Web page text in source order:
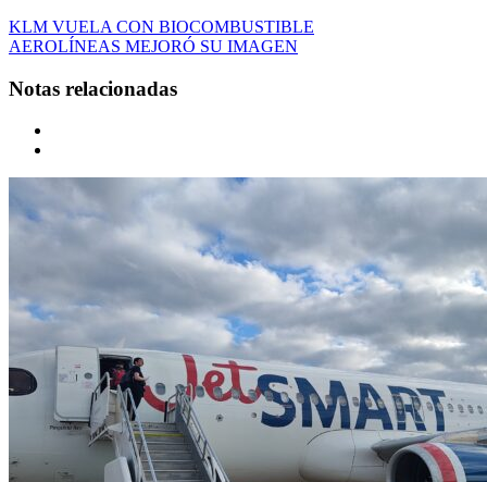
KLM VUELA CON BIOCOMBUSTIBLE
AEROLÍNEAS MEJORÓ SU IMAGEN
Notas relacionadas